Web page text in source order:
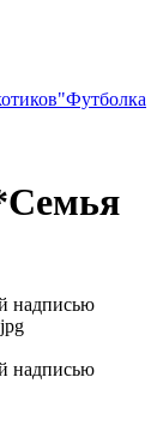
Футболка
надписью
надписью